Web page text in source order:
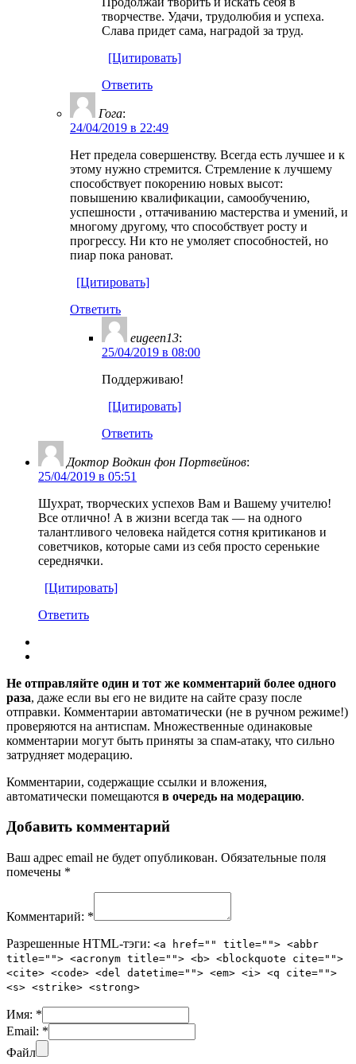
творчестве. Удачи, трудолюбия и успеха.
Слава придет сама, наградой за труд.
[Цитировать]
Ответить
Гога:
24/04/2019 в 22:49
Нет предела совершенству. Всегда есть лучшее и к
этому нужно стремится. Стремление к лучшему
способствует покорению новых высот:
повышению квалификации, самообучению,
успешности , оттачиванию мастерства и умений, и
многому другому, что способствует росту и
прогрессу. Ни кто не умоляет способностей, но
пиар пока рановат.
[Цитировать]
Ответить
eugeen13:
25/04/2019 в 08:00
Поддерживаю!
[Цитировать]
Ответить
Доктор Водкин фон Портвейнов:
25/04/2019 в 05:51
Шухрат, творческих успехов Вам и Вашему учителю!
Все отлично! А в жизни всегда так — на одного
талантливого человека найдется сотня критиканов и
советчиков, которые сами из себя просто серенькие
середнячки.
[Цитировать]
Ответить
Не отправляйте один и тот же комментарий более одного
раза, даже если вы его не видите на сайте сразу после
отправки. Комментарии автоматически (не в ручном режиме!)
проверяются на антиспам. Множественные одинаковые
комментарии могут быть приняты за спам-атаку, что сильно
затрудняет модерацию.
Комментарии, содержащие ссылки и вложения,
автоматически помещаются в очередь на модерацию.
Добавить комментарий
Ваш адрес email не будет опубликован. Обязательные поля
помечены *
Комментарий: *
Разрешенные HTML-тэги: <a href="" title=""> <abbr
title=""> <acronym title=""> <b> <blockquote cite="">
<cite> <code> <del datetime=""> <em> <i> <q cite="">
<s> <strike> <strong>
Имя: *
Email: *
Файл